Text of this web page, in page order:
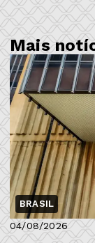
Mais
BRASIL
04/08/2026